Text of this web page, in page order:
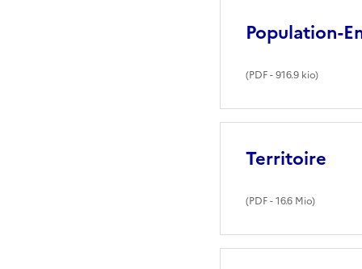
Population-
(PDF- 916.9 kio)
Territoire
(PDF- 16.6 Mio)